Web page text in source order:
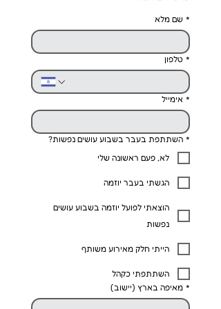
* שם מלא
* טלפון
* אימייל
* השתתפת בעבר בשבוע עושים נפשות?
לא, פעם ראשונה שלי
הגשתי בעבר יוזמה
הוצאתי לפועל יוזמה בשבוע עושים
נפשות
הייתי חלק מאירוע משותף
השתתפתי כקהל
* מאיפה בארץ (יישוב)